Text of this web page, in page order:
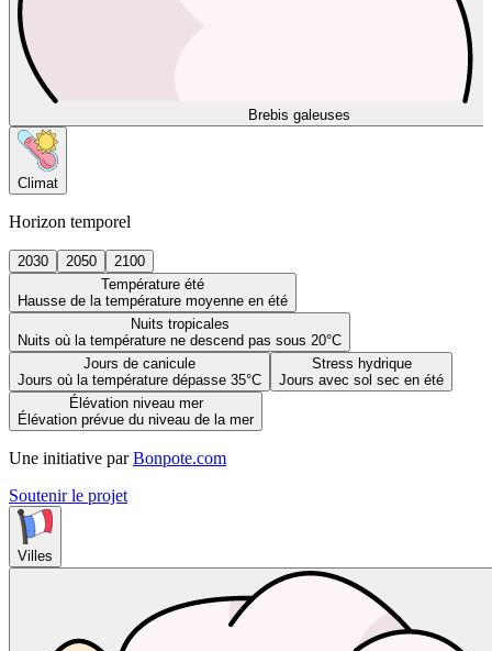
Brebis galeuses
Climat
Horizon temporel
2030 2050
2100
Température été
Hausse de la température moyenne en été
Nuits tropicales
Nuits où la température ne descend pas sous 20°C
Jours de canicule
Jours où la température dépasse 35°C
Stress hydrique
Jours avec sol sec en été
Élévation niveau mer
Élévation prévue du niveau de la mer
Une initiative par Bonpote.com
Soutenir le projet
Villes